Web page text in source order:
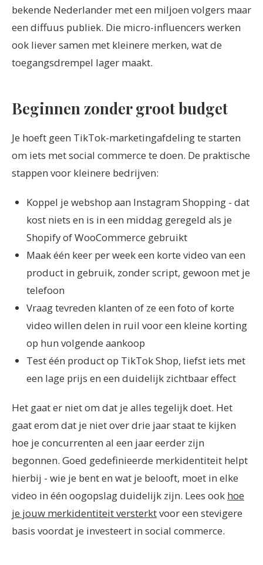
bekende Nederlander met een miljoen volgers maar
een diffuus publiek. Die micro-influencers werken
ook liever samen met kleinere merken, wat de
toegangsdrempel lager maakt.
Beginnen zonder groot budget
Je hoeft geen TikTok-marketingafdeling te starten
om iets met social commerce te doen. De praktische
stappen voor kleinere bedrijven:
Koppel je webshop aan Instagram Shopping - dat
kost niets en is in een middag geregeld als je
Shopify of WooCommerce gebruikt
Maak één keer per week een korte video van een
product in gebruik, zonder script, gewoon met je
telefoon
Vraag tevreden klanten of ze een foto of korte
video willen delen in ruil voor een kleine korting
op hun volgende aankoop
Test één product op TikTok Shop, liefst iets met
een lage prijs en een duidelijk zichtbaar effect
Het gaat er niet om dat je alles tegelijk doet. Het
gaat erom dat je niet over drie jaar staat te kijken
hoe je concurrenten al een jaar eerder zijn
begonnen. Goed gedefinieerde merkidentiteit helpt
hierbij - wie je bent en wat je belooft, moet in elke
video in één oogopslag duidelijk zijn. Lees ook hoe
je jouw merkidentiteit versterktvoor een stevigere
basis voordat je investeert in social commerce.